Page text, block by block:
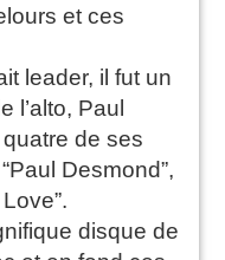
et ces
leader, il fut un
l’alto, Paul
de ses
Desmond”,
disque de